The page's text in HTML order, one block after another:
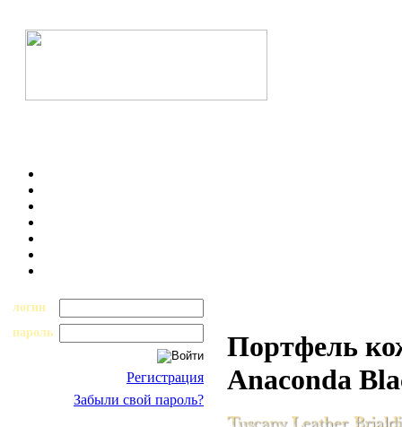
логин
пароль
Регистрация
Забыли свой пароль?
Портфель
Anaconda